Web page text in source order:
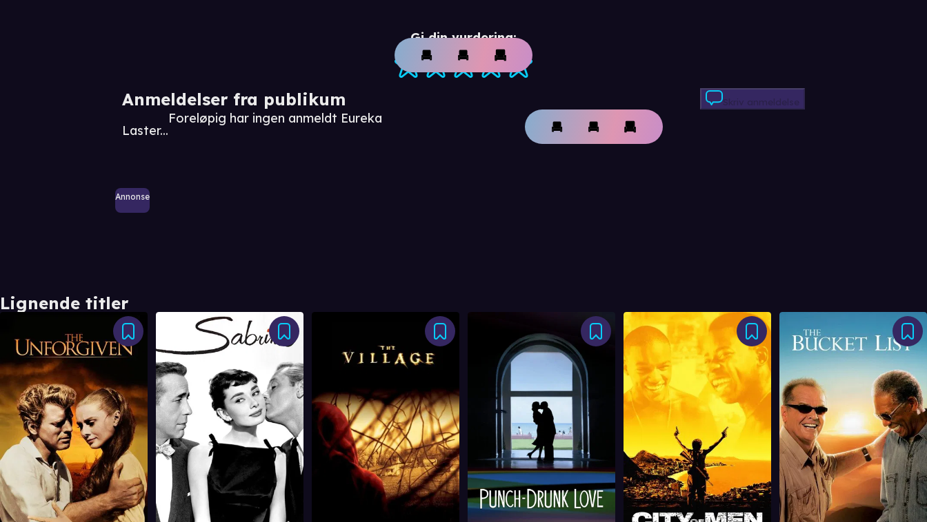
Gi din vurdering:
Anmeldelser fra publikum
Laster...
Foreløpig har ingen anmeldt Eureka
Skriv anmeldelse
Annonse
Lignende titler